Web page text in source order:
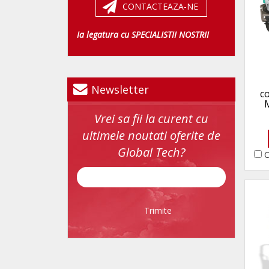
CONTACTEAZA-NE
Ia legatura cu SPECIALISTII NOSTRII
Newsletter
Vrei sa fii la curent cu
ultimele noutati oferite de
Global Tech?
Trimite